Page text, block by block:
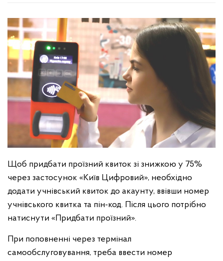
Щоб придбати проїзний квиток зі знижкою у 75%
через застосунок «Київ Цифровий», необхідно
додати учнівський квиток до акаунту, ввівши номер
учнівського квитка та пін-код. Після цього потрібно
натиснути «Придбати проїзний».
При поповненні через термінал
самообслуговування, треба ввести номер